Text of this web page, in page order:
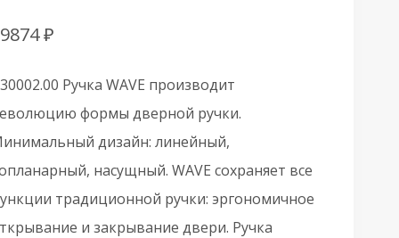
₽
Ручка WAVE производит
формы дверной ручки.
дизайн: линейный,
насущный. WAVE сохраняет все
традиционной ручки: эргономичное
и закрывание двери. Ручка